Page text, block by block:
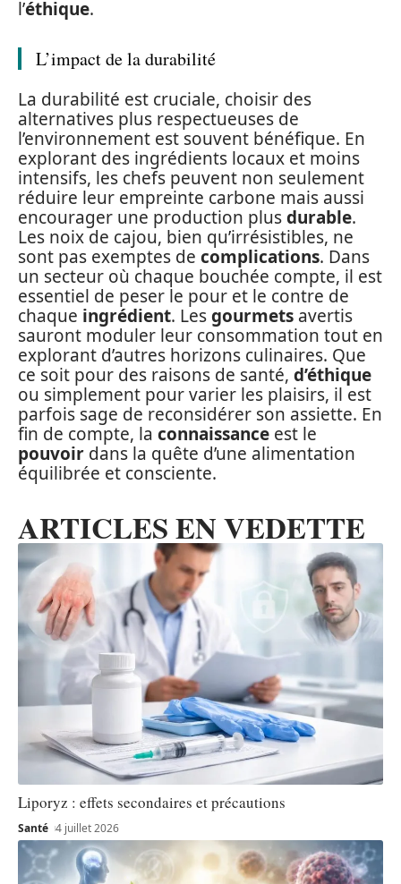
l’éthique.
L’impact de la durabilité
La durabilité est cruciale, choisir des
alternatives plus respectueuses de
l’environnement est souvent bénéfique. En
explorant des ingrédients locaux et moins
intensifs, les chefs peuvent non seulement
réduire leur empreinte carbone mais aussi
encourager une production plusdurable.
Les noix de cajou, bien qu’irrésistibles, ne
sont pas exemptes de complications. Dans
un secteur où chaque bouchée compte, il est
essentiel de peser le pour et le contre de
chaque ingrédient. Lesgourmets avertis
sauront moduler leur consommation tout en
explorant d’autres horizons culinaires. Que
ce soit pour des raisons de santé, d’éthique
ou simplement pour varier les plaisirs, il est
parfois sage de reconsidérer son assiette. En
fin de compte, la connaissance est le
pouvoir dans la quête d’une alimentation
équilibrée et consciente.
ARTICLES EN VEDETTE
Liporyz : effets secondaires et précautions
Santé 4 juillet 2026